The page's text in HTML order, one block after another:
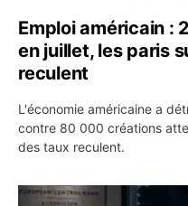
Emploi américain :
en juillet, les paris
reculent
L'économie américaine a
contre 80 000 créations
des taux reculent.
Yen : Washington a